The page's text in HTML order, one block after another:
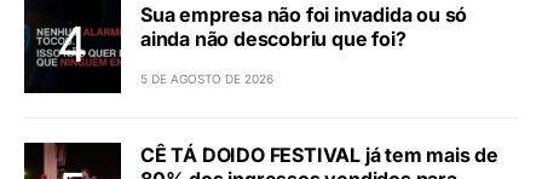
Sua empresa não foi invadida ou só
ainda não descobriu que foi?
5 DE AGOSTO DE 2026
CÊ TÁ DOIDO FESTIVAL já tem mais de